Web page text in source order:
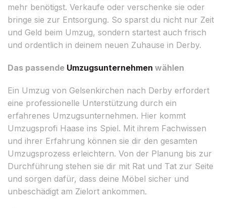
mehr benötigst. Verkaufe oder verschenke sie oder
bringe sie zur Entsorgung. So sparst du nicht nur Zeit
und Geld beim Umzug, sondern startest auch frisch
und ordentlich in deinem neuen Zuhause in Derby.
Das passende Umzugsunternehmen wählen
Ein Umzug von Gelsenkirchen nach Derby erfordert
eine professionelle Unterstützung durch ein
erfahrenes Umzugsunternehmen. Hier kommt
Umzugsprofi Haase ins Spiel. Mit ihrem Fachwissen
und ihrer Erfahrung können sie dir den gesamten
Umzugsprozess erleichtern. Von der Planung bis zur
Durchführung stehen sie dir mit Rat und Tat zur Seite
und sorgen dafür, dass deine Möbel sicher und
unbeschädigt am Zielort ankommen.